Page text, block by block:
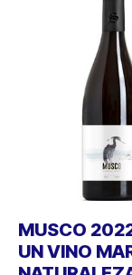
MUSCO
UN VINO